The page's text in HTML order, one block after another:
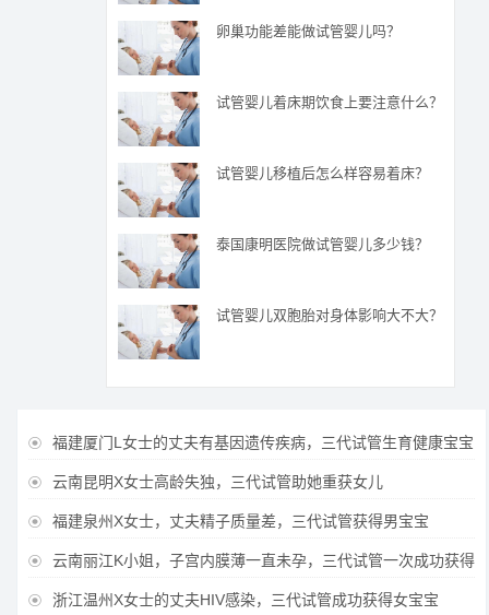
卵巢功能差能做试管婴儿吗？
试管婴儿着床期饮食上要注意什么？
试管婴儿移植后怎么样容易着床？
泰国康明医院做试管婴儿多少钱？
试管婴儿双胞胎对身体影响大不大？
 福建厦门L女士的丈夫有基因遗传疾病，三代试管生育健康宝宝
 云南昆明X女士高龄失独，三代试管助她重获女儿
 福建泉州X女士，丈夫精子质量差，三代试管获得男宝宝
 云南丽江K小姐，子宫内膜薄一直未孕，三代试管一次成功获得
 浙江温州X女士的丈夫HIV感染，三代试管成功获得女宝宝